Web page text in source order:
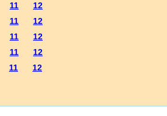
11
12
11
12
11
12
11
12
11
12